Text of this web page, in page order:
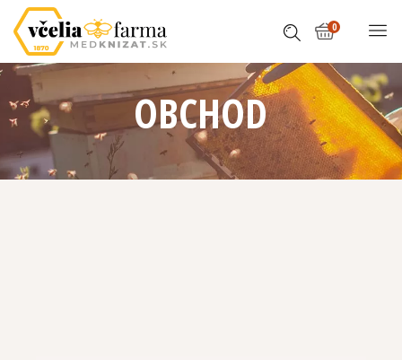
0
OBCHOD